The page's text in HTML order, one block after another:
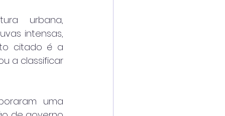
urbana,
intensas,
citado é a
a classificar
uma